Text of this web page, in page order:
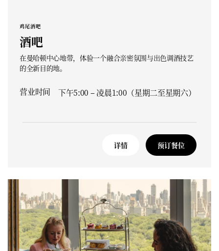
鸡尾酒吧
酒吧
在曼哈顿中心地带，体验一个融合亲密氛围与出色调酒技艺
的全新目的地。
营业时间 下午5:00 – 凌晨1:00（星期二至星期六）
详情 预订餐位